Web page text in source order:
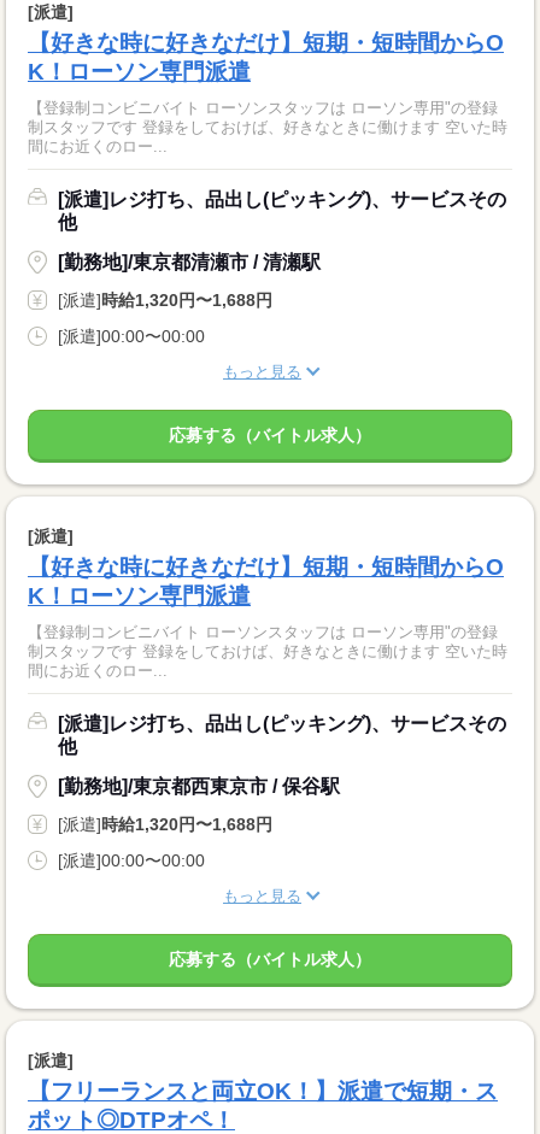
[派遣]
【好きな時に好きなだけ】短期・短時間からO
K！ローソン専門派遣
【登録制コンビニバイト ローソンスタッフは ローソン専用"の登録
制スタッフです 登録をしておけば、好きなときに働けます 空いた時
間にお近くのロー...
[派遣]レジ打ち、品出し(ピッキング)、サービスその
他
[勤務地]/東京都清瀬市 / 清瀬駅
[派遣]時給1,320円〜1,688円
[派遣]00:00〜00:00
もっと見る
応募する（バイトル求人）
[派遣]
【好きな時に好きなだけ】短期・短時間からO
K！ローソン専門派遣
【登録制コンビニバイト ローソンスタッフは ローソン専用"の登録
制スタッフです 登録をしておけば、好きなときに働けます 空いた時
間にお近くのロー...
[派遣]レジ打ち、品出し(ピッキング)、サービスその
他
[勤務地]/東京都西東京市 / 保谷駅
[派遣]時給1,320円〜1,688円
[派遣]00:00〜00:00
もっと見る
応募する（バイトル求人）
[派遣]
【フリーランスと両立OK！】派遣で短期・ス
ポット◎DTPオペ！